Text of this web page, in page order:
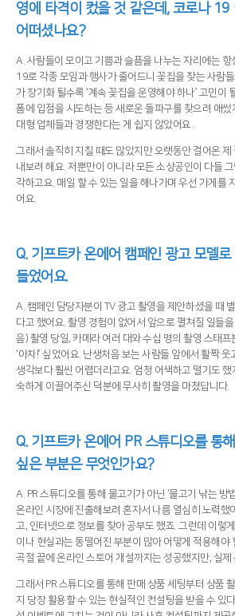
영에 타격이 컸을 것 같은데, 코로나 19
어떠셨나요?
A. 사람들이 모이고 기쁨과 슬픔을 나누는 자리에는 항
19로 각종 모임과 행사가 줄어드니 꽃집을 찾는 사람
가 장기화 될수록 ‘계속 꽃집을 운영해야 하나’ 고민이
폼에 입점을 시도하는 등 새로운 돌파구를 찾으려 애썼
대형 업체들과 경쟁한다는 게 쉽지 않았어요.
그래서 솔직히 지칠 때도 많았지만 오랫동안 걸어온 제
내보려 해요. 저뿐만이 아니라 모든 소상공인이 다들
각하고요. 매일 할 수 있는 일을 해나가며 우선 가게를
어요.
Q. 기프트카 온에어 캠페인 광고 모델
들었어요.
A. 캠페인 담당자분이 TV 광고 촬영을 제안하셨을 때
다고 했어요. 촬영 경험이 없어서 앞으로 펼쳐질 일들
음) 촬영 당일, 카메라 여러 대와 수십 명의 촬영 스태
‘아차!’ 싶었어요. 난생처음 보는 사람들 앞에서 활짝 웃
생각보다 훨씬 어렵더라고요. 엄청 어색하고 떨기도
숙하게 이끌어주신 덕분에 무사히 촬영을 마쳤답니다.
Q. 기프트카 온에어 PR 스튜디오를 통
싶은 부분은 무엇인가요?
A. PR 스튜디오를 통해 물고기가 아닌 ‘물고기 낚는 방
온라인 시장에 진출해보려 혼자서 나름 열심히 노력했
고, 인터넷으로 정보를 찾아 공부도 했죠. 그런데 이렇
이나 현실과는 동떨어진 부분이 많아 어떻게 적용해야
곡절 끝에 온라인 스토어 개설까지는 성공했지만, 실제
그래서 PR 스튜디오를 통해 판매 상품 세팅부터 상품
지 당장 활용할 수 있는 현실적인 컨설팅을 받을 수 있